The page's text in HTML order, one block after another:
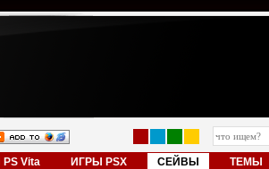
Vita ИГРЫ PSX СЕЙВЫ ТЕМЫ